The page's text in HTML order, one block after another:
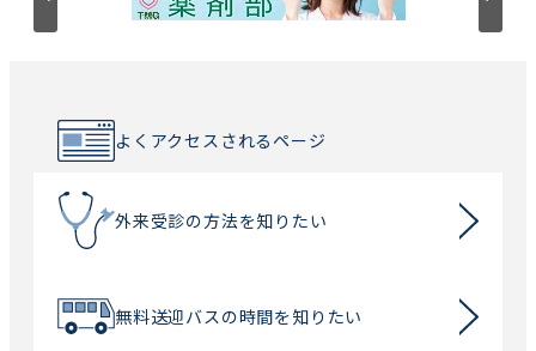
よくアクセスされるページ
外来受診の方法を知りたい
無料送迎バスの時間を知りたい